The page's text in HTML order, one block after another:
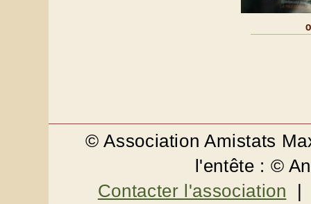
© Association Amistats
l'entête : ©
Contacter l'association